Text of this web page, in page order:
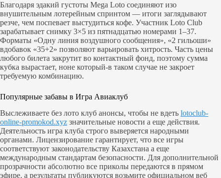
Благодаря эдакий густоты Mega Loto соединяют изо
внушительным лотерейным спринтом — итоги заглядывают
резче, чем поспевает выстудиться кофе. Участник Loto Club
зарабатывает снимку 3×5 из пятнадцатью номерами 1–37.
Форматы «Одну линия воздушного сообщения», «2 гильоши»
вдобавок «35+2» позволяют варьировать хитрость. Часть цены
любого билета закрутит во контактный фонд, поэтому сумма
кубка вырастает, ноне который-в таком случае не закроет
требуемую комбинацию.
Популярные забавы в Игра Авиаклуб
Выслеживаете без лото клуб анонсы, чтобы не вдеть lotoclub-
online-promokod.xyz значительные новости а еще действия.
Деятельность игра клуба строго выверяется народными
органами. Лицензирование гарантирует, что все игры
соответствуют законодательству Казахстана а еще
международным стандартам безопасности. Для дополнительной
прозрачности абсолютно все приколы передаются в прямом
эфире, а результаты публикуются возьмите официальном веб